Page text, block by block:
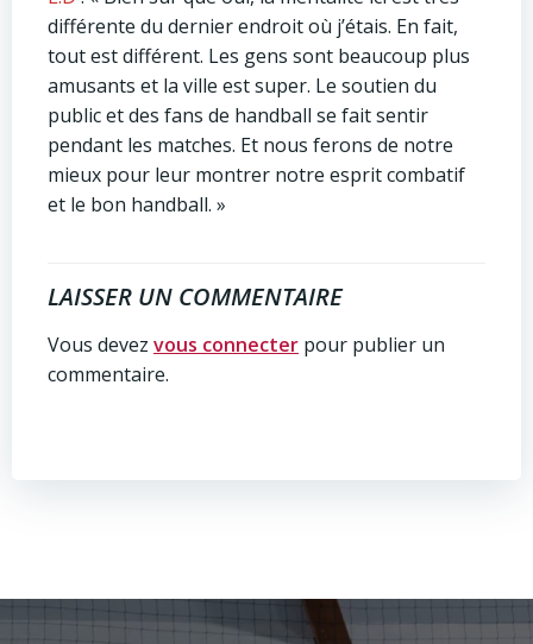
différente du dernier endroit où j’étais. En fait,
tout est différent. Les gens sont beaucoup plus
amusants et la ville est super. Le soutien du
public et des fans de handball se fait sentir
pendant les matches. Et nous ferons de notre
mieux pour leur montrer notre esprit combatif
et le bon handball. »
LAISSER UN COMMENTAIRE
Vous devez vous connecter pour publier un
commentaire.